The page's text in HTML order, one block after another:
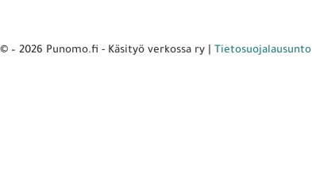
© – 2026 Punomo.fi - Käsityö verkossa ry | Tietosuojalausunto